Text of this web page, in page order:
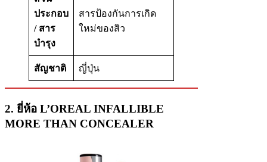
ประกอบ
/ สาร
บำรุง
สารป้องกันการเกิด
ใหม่ของสิว
สัญชาติ ญี่ปุ่น
2. ยี่ห้อ L’OREAL INFALLIBLE
MORE THAN CONCEALER